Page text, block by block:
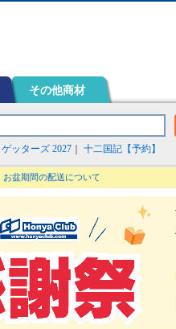
その他商材
ゲッターズ 2027 十二国記【予約】
お盆期間の配送について